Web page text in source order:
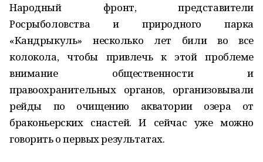
Народный фронт, представители
Росрыболовства и природного парка
«Кандрыкуль» несколько лет били во все
колокола, чтобы привлечь к этой проблеме
внимание общественности и
правоохранительных органов, организовывали
рейды по очищению акватории озера от
браконьерских снастей. И сейчас уже можно
говорить о первых результатах.